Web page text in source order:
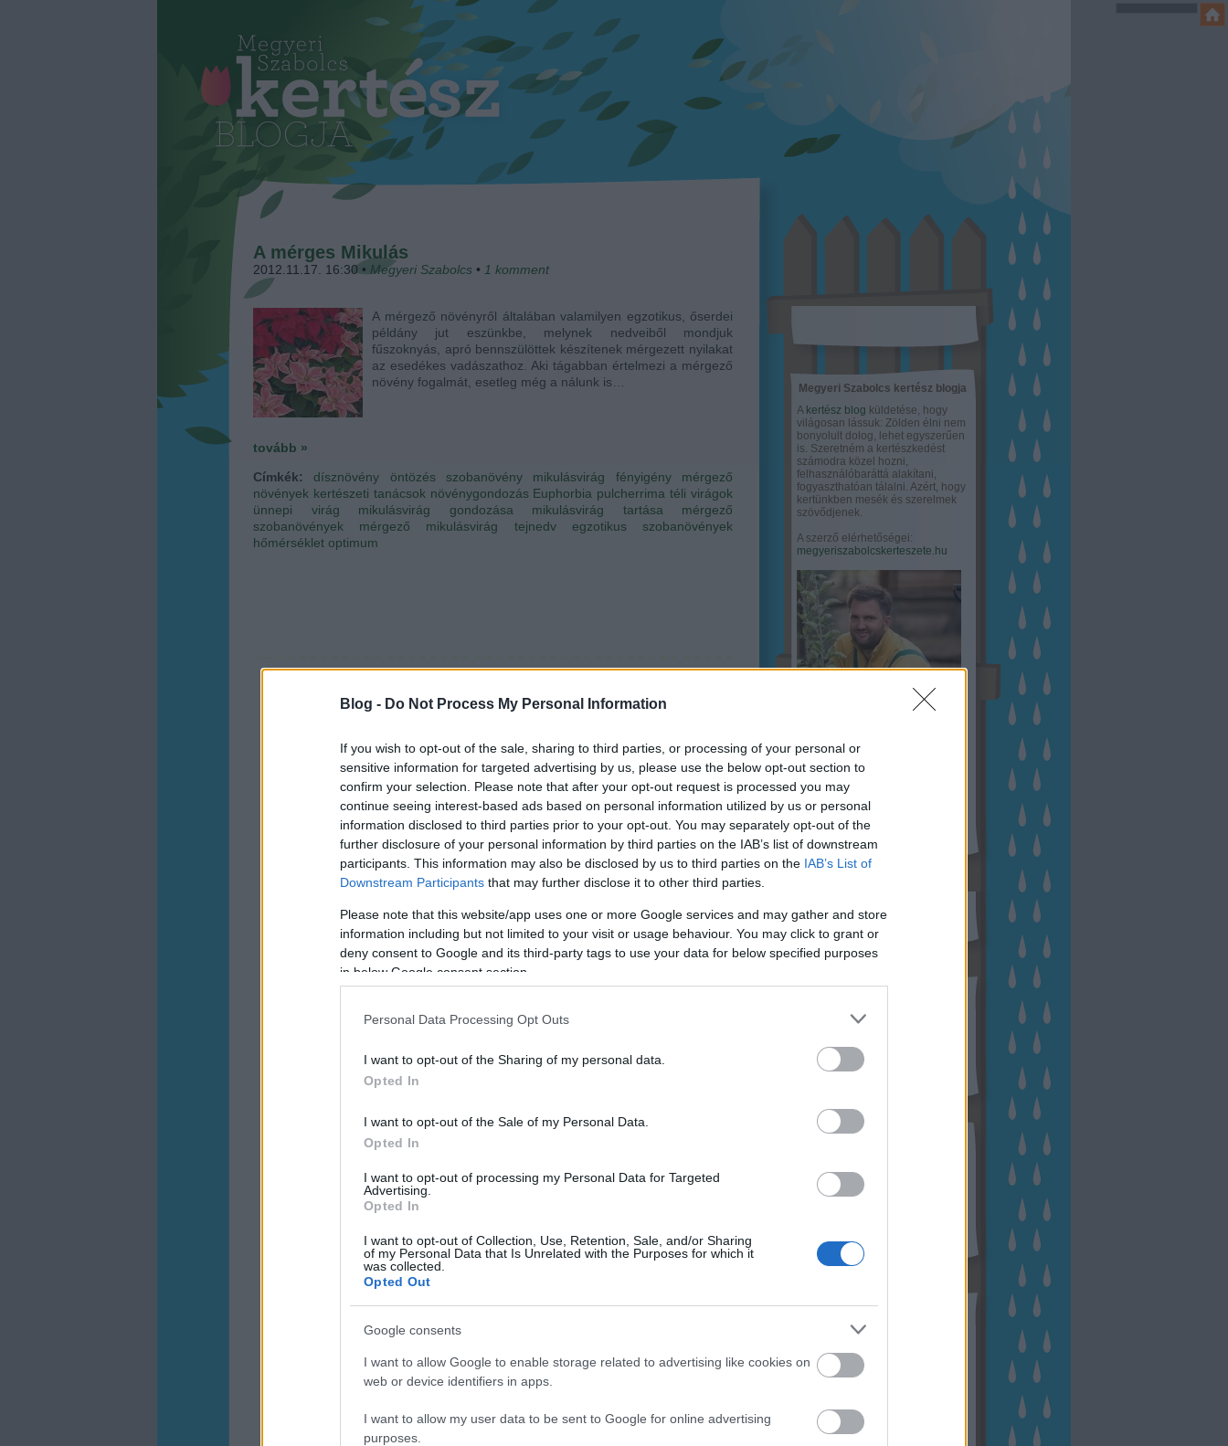
Blog - Do Not Process My Personal Information
If you wish to opt-out of the sale, sharing to third parties, or processing of your personal or
sensitive information for targeted advertising by us, please use the below opt-out section to
confirm your selection. Please note that after your opt-out request is processed you may
continue seeing interest-based ads based on personal information utilized by us or personal
information disclosed to third parties prior to your opt-out. You may separately opt-out of the
further disclosure of your personal information by third parties on the IAB’s list of downstream
participants. This information may also be disclosed by us to third parties on the IAB’s List of
Downstream Participants that may further disclose it to other third parties.
Please note that this website/app uses one or more Google services and may gather and store
information including but not limited to your visit or usage behaviour. You may click to grant or
deny consent to Google and its third-party tags to use your data for below specified purposes
in below Google consent section.
Personal Data Processing Opt Outs
I want to opt-out of the Sharing of my personal data.
Opted In
I want to opt-out of the Sale of my Personal Data.
Opted In
I want to opt-out of processing my Personal Data for Targeted
Advertising.
Opted In
I want to opt-out of Collection, Use, Retention, Sale, and/or Sharing
of my Personal Data that Is Unrelated with the Purposes for which it
was collected.
Opted Out
Google consents
I want to allow Google to enable storage related to advertising like cookies on
web or device identifiers in apps.
I want to allow my user data to be sent to Google for online advertising
purposes.
A mérges Mikulás
2012.11.17. 16:30 • Megyeri Szabolcs • 1 komment
A mérgező növényről általában valamilyen egzotikus, őserdei
példány jut eszünkbe, melynek nedveiből mondjuk
fűszoknyás, apró bennszülöttek készítenek mérgezett nyilakat
az esedékes vadászathoz. Aki tágabban értelmezi a mérgező
növény fogalmát, esetleg még a nálunk is…
tovább »
Címkék: dísznövény öntözés szobanövény mikulásvirág fényigény
mérgező
növények kertészeti tanácsok növénygondozás Euphorbia pulcherrima téli virágok
ünnepi virág
mikulásvirág gondozása mikulásvirág tartása
mérgező
szobanövények
mérgező mikulásvirág tejnedv
egzotikus szobanövények
hőmérséklet optimum
Megyeri Szabolcs kertész blogja
A kertész blog küldetése, hogy
világosan lássuk: Zölden élni nem
bonyolult dolog, lehet egyszerűen
is. Szeretném a kertészkedést
számodra közel hozni,
felhasználóbaráttá alakítani,
fogyaszthatóan tálalni. Azért, hogy
kertünkben mesék és szerelmek
szövődjenek.
A szerző elérhetőségei:
megyeriszabolcskerteszete.hu
Kertészete
Hírlevél feliratkozás
Archívum
2022 november
2022 szeptember
2022 augusztus
2022 április (
2021 december
2021 október